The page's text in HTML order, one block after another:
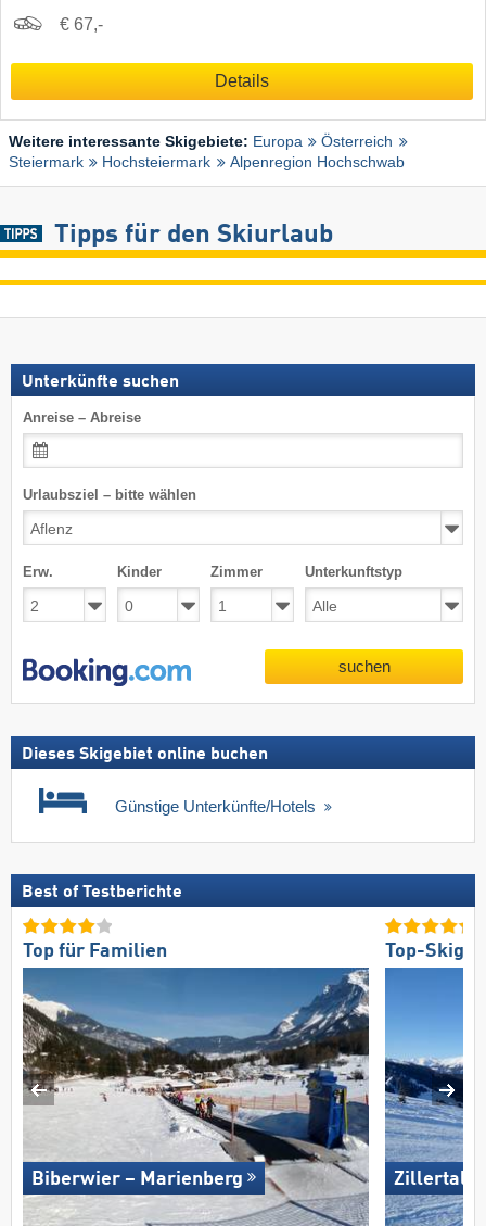
€ 67,-
Details
Weitere interessante Skigebiete: Europa
Österreich
Steiermark
Hochsteiermark Alpenregion Hochschwab
Tipps für den Skiurlaub
Unterkünfte suchen
Anreise – Abreise
Urlaubsziel – bitte wählen
Erw. Kinder Zimmer Unterkunftstyp
suchen
Dieses Skigebiet online buchen
Günstige Unterkünfte/Hotels
Best of Testberichte
Top für Familien
Biberwier – Marienberg
Top-
Zillertal